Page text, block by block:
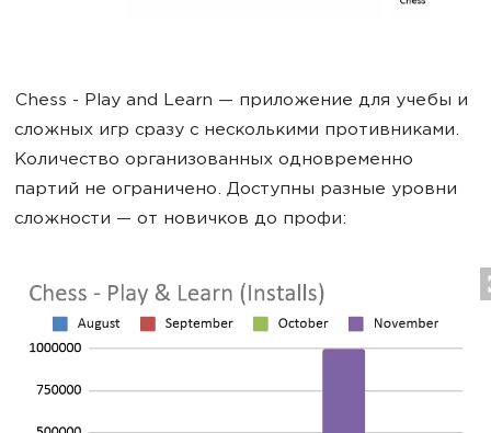
Chess - Play and Learn — приложение для учебы и
сложных игр сразу с несколькими противниками.
Количество организованных одновременно
партий не ограничено. Доступны разные уровни
сложности — от новичков до профи: